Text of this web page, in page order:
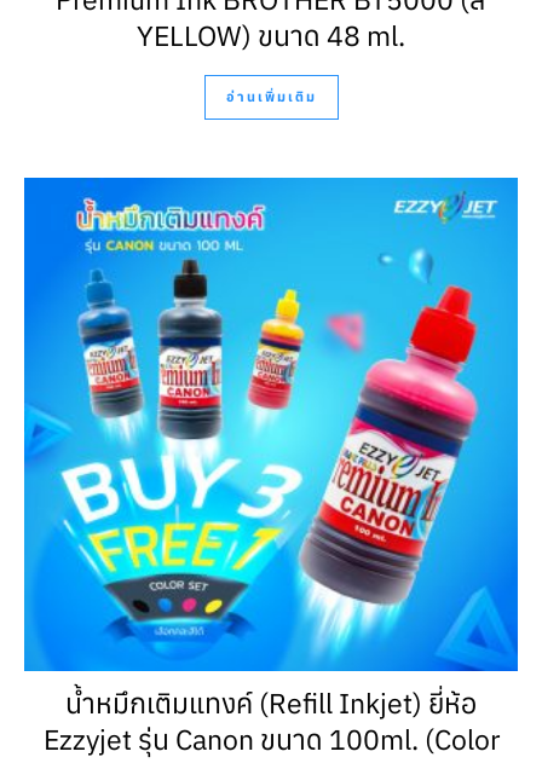
YELLOW) ขนาด 48 ml.
อ่านเพิ่มเติม
น้ำหมึกเติมแทงค์ (Refill Inkjet) ยี่ห้อ
Ezzyjet รุ่น Canon ขนาด 100ml. (Color